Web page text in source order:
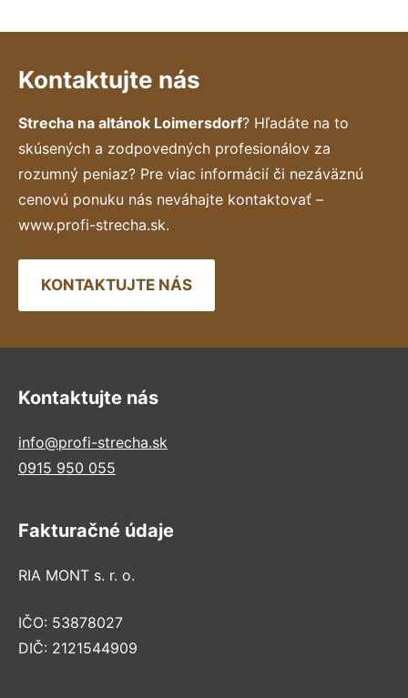
Kontaktujte nás
Strecha na altánok Loimersdorf? Hľadáte na to
skúsených a zodpovedných profesionálov za
rozumný peniaz? Pre viac informácií či nezáväznú
cenovú ponuku nás neváhajte kontaktovať –
www.profi-strecha.sk.
KONTAKTUJTE NÁS
Kontaktujte nás
info@profi-strecha.sk
0915 950 055
Fakturačné údaje
RIA MONT s. r. o.
IČO: 53878027
DIČ: 2121544909